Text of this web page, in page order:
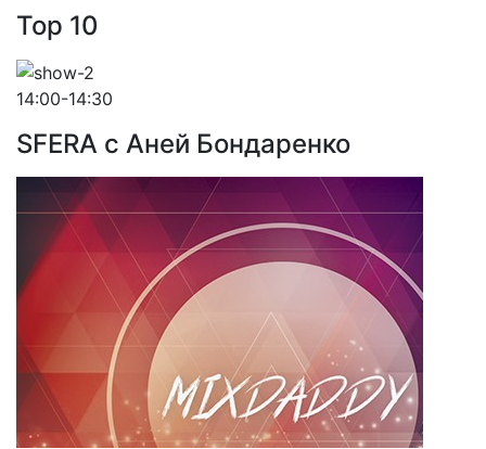
Top 10
14:00-14:30
SFERA с Аней Бондаренко